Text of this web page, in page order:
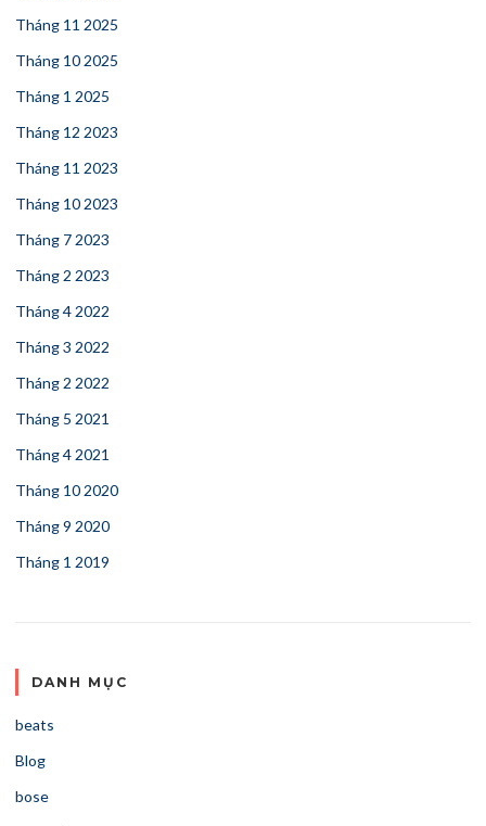
Tháng 11 2025
Tháng 10 2025
Tháng 1 2025
Tháng 12 2023
Tháng 11 2023
Tháng 10 2023
Tháng 7 2023
Tháng 2 2023
Tháng 4 2022
Tháng 3 2022
Tháng 2 2022
Tháng 5 2021
Tháng 4 2021
Tháng 10 2020
Tháng 9 2020
Tháng 1 2019
DANH MỤC
beats
Blog
bose